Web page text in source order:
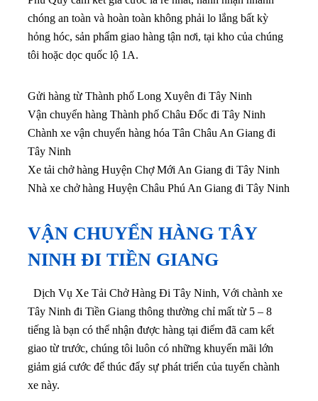
chóng an toàn và hoàn toàn không phải lo lắng bất kỳ
hỏng hóc, sản phẩm giao hàng tận nơi, tại kho của chúng
tôi hoặc dọc quốc lộ 1A.
Gửi hàng từ Thành phố Long Xuyên đi Tây Ninh
Vận chuyển hàng Thành phố Châu Đốc đi Tây Ninh
Chành xe vận chuyển hàng hóa Tân Châu An Giang đi
Tây Ninh
Xe tải chở hàng Huyện Chợ Mới An Giang đi Tây Ninh
Nhà xe chở hàng Huyện Châu Phú An Giang đi Tây Ninh
VẬN CHUYỂN HÀNG TÂY
NINH ĐI TIỀN GIANG
Dịch Vụ Xe Tải Chở Hàng Đi Tây Ninh, Với chành xe
Tây Ninh đi Tiền Giang thông thường chỉ mất từ 5 – 8
tiếng là bạn có thể nhận được hàng tại điểm đã cam kết
giao từ trước, chúng tôi luôn có những khuyến mãi lớn
giảm giá cước để thúc đẩy sự phát triển của tuyến chành
xe này.